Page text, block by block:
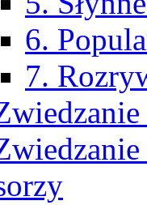
6.
7.